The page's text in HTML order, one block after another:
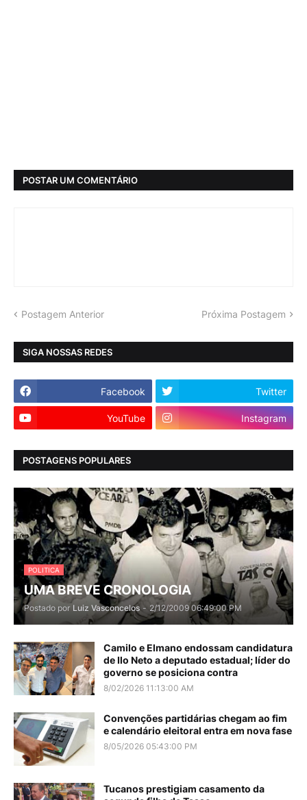
POSTAR UM COMENTÁRIO
Postagem Anterior Próxima Postagem
SIGA NOSSAS REDES
Facebook Twitter
YouTube Instagram
POSTAGENS POPULARES
POLITICA
UMA BREVE CRONOLOGIA
Postado por Luiz Vasconcelos - 2/12/2009 06:49:00 PM
Camilo e Elmano endossam candidatura
de Ilo Neto a deputado estadual; líder do
governo se posiciona contra
8/02/2026 11:13:00 AM
Convenções partidárias chegam ao fim
e calendário eleitoral entra em nova fase
8/05/2026 05:43:00 PM
Tucanos prestigiam casamento da